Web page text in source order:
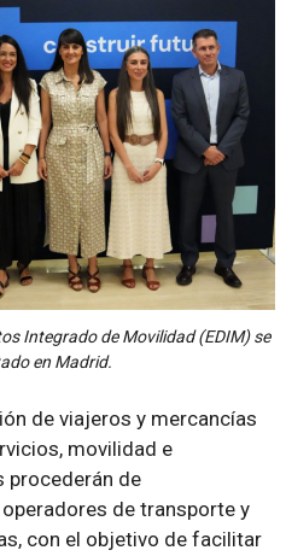
Integrado de Movilidad (EDIM) se
en Madrid.
de viajeros y mercancías
movilidad e
procederán de
de transporte y
con el objetivo de facilitar